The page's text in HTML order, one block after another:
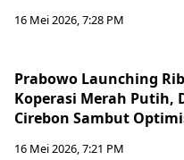
16 Mei 2026, 7:28 PM
Prabowo Launching
Koperasi Merah Putih,
Cirebon Sambut
16 Mei 2026, 7:21 PM